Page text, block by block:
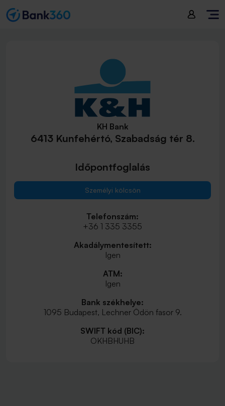
KH Bank
6413 Kunfehértó, Szabadság tér 8.
Időpontfoglalás
Személyi kölcsön
Telefonszám:
+36 1 335 3355
Akadálymentesített:
Igen
ATM:
Igen
Bank székhelye:
1095 Budapest, Lechner Ödön fasor 9.
SWIFT kód (BIC):
OKHBHUHB